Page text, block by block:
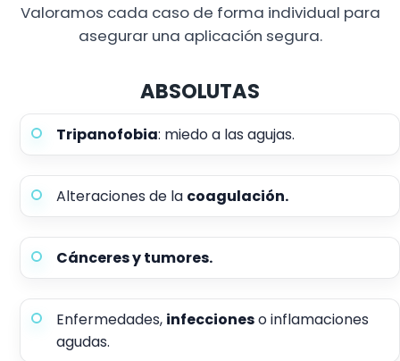
Valoramos cada caso de forma individual para
asegurar una aplicación segura.
ABSOLUTAS
Tripanofobia: miedo a las agujas.
Alteraciones de la coagulación.
Cánceres y tumores.
Enfermedades, infeccioneso inflamaciones
agudas.